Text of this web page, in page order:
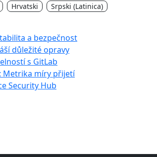
Hrvatski Srpski (Latinica)
a bezpečnost
důležité opravy
s GitLab
Metrika míry přijetí
Security Hub